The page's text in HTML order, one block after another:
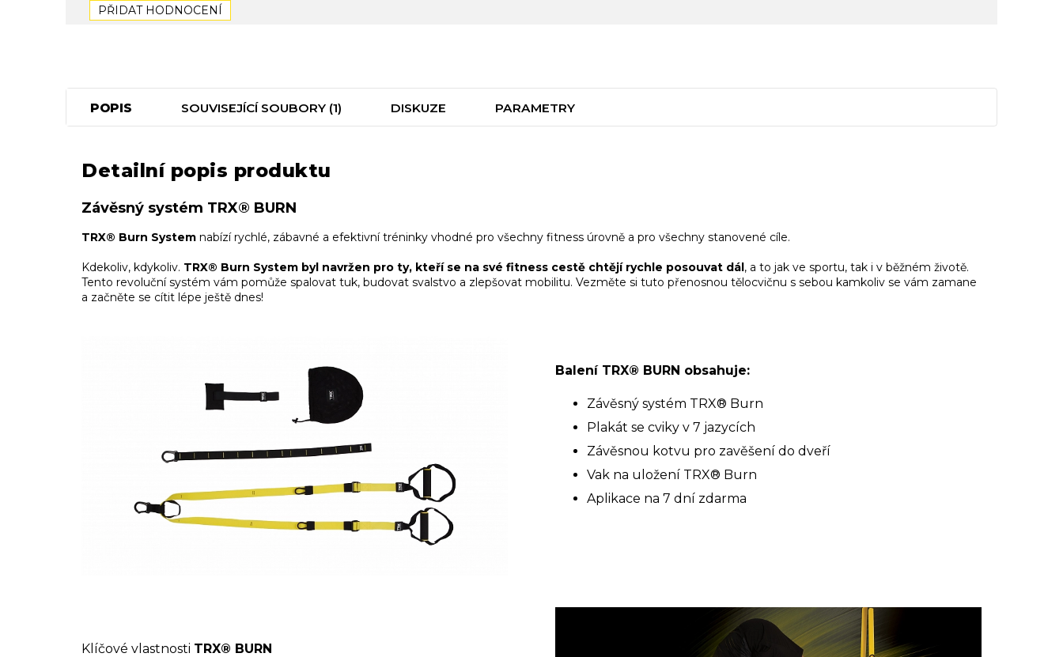
PŘIDAT HODNOCENÍ
POPIS SOUVISEJÍCÍ SOUBORY (1) DISKUZE PARAMETRY
Detailní popis produktu
Závěsný systém TRX® BURN
TRX® Burn System nabízí rychlé, zábavné a efektivní tréninky vhodné pro všechny fitness úrovně a pro všechny stanovené cíle.
Kdekoliv, kdykoliv. TRX® Burn System byl navržen pro ty, kteří se na své fitness cestě chtějí rychle posouvat dál, a to jak ve sportu, tak i v běžném životě.
Tento revoluční systém vám pomůže spalovat tuk, budovat svalstvo a zlepšovat mobilitu. Vezměte si tuto přenosnou tělocvičnu s sebou kamkoliv se vám zamane
a začněte se cítit lépe ještě dnes!
Balení TRX® BURN obsahuje:
Závěsný systém TRX® Burn
Plakát se cviky v 7 jazycích
Závěsnou kotvu pro zavěšení do dveří
Vak na uložení TRX® Burn
Aplikace na 7 dní zdarma
Klíčové vlastnosti TRX® BURN